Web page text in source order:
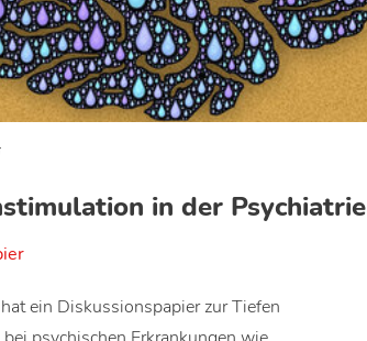
in der Psychiatrie
ein Diskussionspapier zur Tiefen